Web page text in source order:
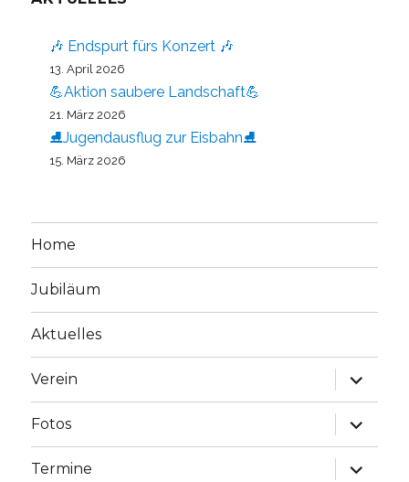
🎶 Endspurt fürs Konzert 🎶
13. April 2026
💪Aktion saubere Landschaft💪
21. März 2026
⛸️Jugendausflug zur Eisbahn⛸️
15. März 2026
Home
Jubiläum
Aktuelles
Verein
öffnen
Fotos
öffnen
Termine